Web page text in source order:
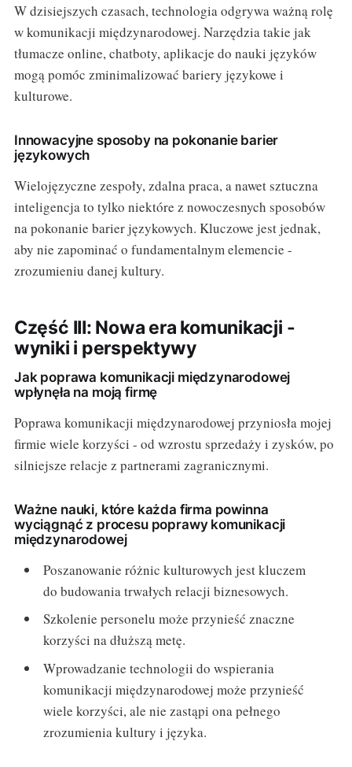
W dzisiejszych czasach, technologia odgrywa ważną rolę
w komunikacji międzynarodowej. Narzędzia takie jak
tłumacze online, chatboty, aplikacje do nauki języków
mogą pomóc zminimalizować bariery językowe i
kulturowe.
Innowacyjne sposoby na pokonanie barier
językowych
Wielojęzyczne zespoły, zdalna praca, a nawet sztuczna
inteligencja to tylko niektóre z nowoczesnych sposobów
na pokonanie barier językowych. Kluczowe jest jednak,
aby nie zapominać o fundamentalnym elemencie -
zrozumieniu danej kultury.
Część III: Nowa era komunikacji -
wyniki i perspektywy
Jak poprawa komunikacji międzynarodowej
wpłynęła na moją firmę
Poprawa komunikacji międzynarodowej przyniosła mojej
firmie wiele korzyści - od wzrostu sprzedaży i zysków, po
silniejsze relacje z partnerami zagranicznymi.
Ważne nauki, które każda firma powinna
wyciągnąć z procesu poprawy komunikacji
międzynarodowej
Poszanowanie różnic kulturowych jest kluczem
do budowania trwałych relacji biznesowych.
Szkolenie personelu może przynieść znaczne
korzyści na dłuższą metę.
Wprowadzanie technologii do wspierania
komunikacji międzynarodowej może przynieść
wiele korzyści, ale nie zastąpi ona pełnego
zrozumienia kultury i języka.